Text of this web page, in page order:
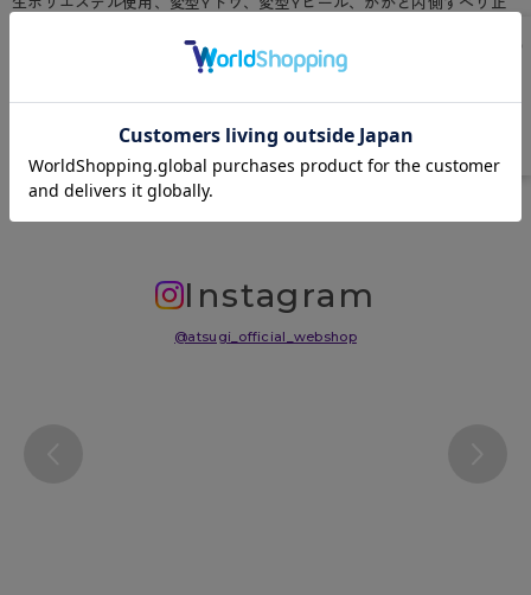
中国
サイズ表 洗濯表示について
Instagram
@atsugi_official_webshop